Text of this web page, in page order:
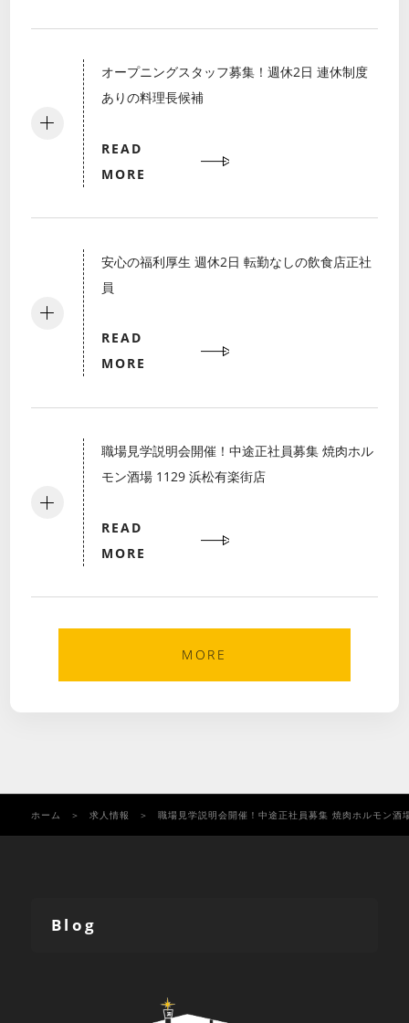
オープニングスタッフ募集！週休2日 連休制度
ありの料理長候補
READ
MORE
安心の福利厚生 週休2日 転勤なしの飲食店正社
員
READ
MORE
職場見学説明会開催！中途正社員募集 焼肉ホル
モン酒場 1129 浜松有楽街店
READ
MORE
MORE
ホーム 求人情報 職場見学説明会開催！中途正社員募集 焼肉ホルモン
Blog